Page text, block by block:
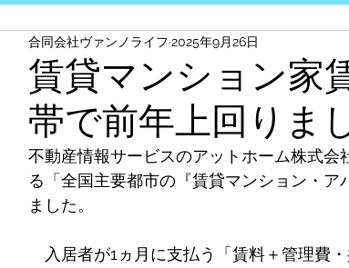
賃貸マンション家
帯で前年上回りま
合同会社ヴァンノライフ 2025年9月26日
不動産情報サービスのアットホーム株式
る「全国主要都市の『賃貸マンション・
ました。
入居者が1ヵ月に支払う「賃料＋管理費